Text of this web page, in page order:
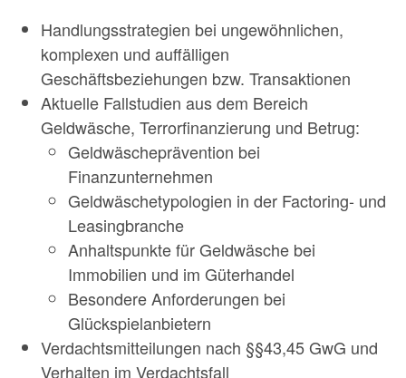
Handlungsstrategien bei ungewöhnlichen,
komplexen und auffälligen
Geschäftsbeziehungen bzw. Transaktionen
Aktuelle Fallstudien aus dem Bereich
Geldwäsche, Terrorfinanzierung und Betrug:
Geldwäscheprävention bei
Finanzunternehmen
Geldwäschetypologien in der Factoring- und
Leasingbranche
Anhaltspunkte für Geldwäsche bei
Immobilien und im Güterhandel
Besondere Anforderungen bei
Glückspielanbietern
Verdachtsmitteilungen nach §§43,45 GwG und
Verhalten im Verdachtsfall